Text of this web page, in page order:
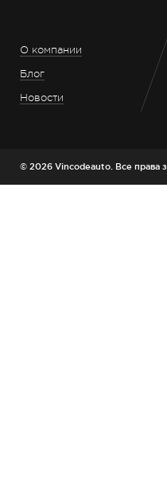
О компании
Блог
Новости
© 2026 Vincodeauto. Все права